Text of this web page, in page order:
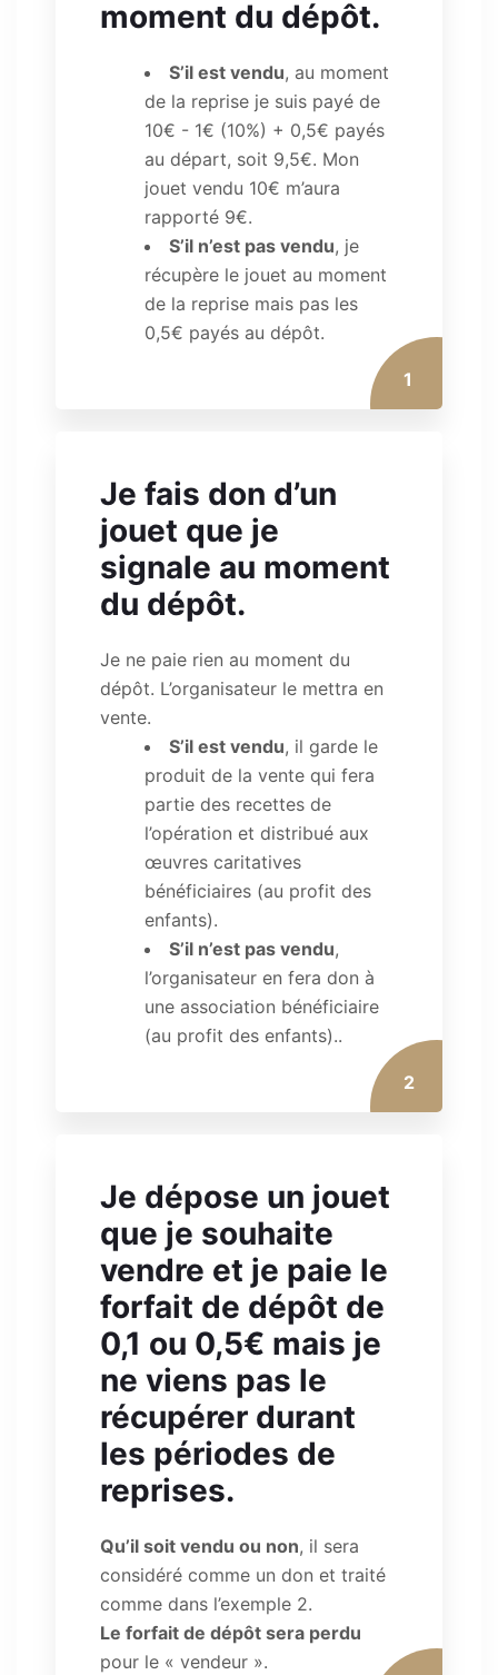
moment du dépôt.
S’il est vendu, au moment
de la reprise je suis payé de
10€ - 1€ (10%) + 0,5€ payés
au départ, soit 9,5€. Mon
jouet vendu 10€ m’aura
rapporté 9€.
S’il n’est pas vendu, je
récupère le jouet au moment
de la reprise mais pas les
0,5€ payés au dépôt.
1
Je fais don d’un
jouet que je
signale au moment
du dépôt.
Je ne paie rien au moment du
dépôt. L’organisateur le mettra en
vente.
S’il est vendu, il garde le
produit de la vente qui fera
partie des recettes de
l’opération et distribué aux
œuvres caritatives
bénéficiaires (au profit des
enfants).
S’il n’est pas vendu,
l’organisateur en fera don à
une association bénéficiaire
(au profit des enfants)..
2
Je dépose un jouet
que je souhaite
vendre et je paie le
forfait de dépôt de
0,1 ou 0,5€ mais je
ne viens pas le
récupérer durant
les périodes de
reprises.
Qu’il soit vendu ou non, il sera
considéré comme un don et traité
comme dans l’exemple 2.
Le forfait de dépôt sera perdu
pour le « vendeur ».